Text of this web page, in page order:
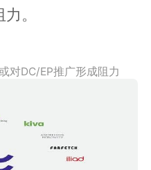
。
对DC/EP推广形成阻力